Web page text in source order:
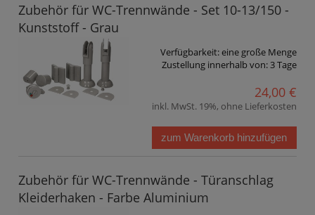
Zubehör für WC-Trennwände - Set 10-13/150 -
Kunststoff - Grau
Verfügbarkeit:eine große Menge
Zustellung innerhalb von:3 Tage
24,00 €
inkl. MwSt. 19%, ohne Lieferkosten
zum Warenkorb hinzufügen
Zubehör für WC-Trennwände - Türanschlag
Kleiderhaken - Farbe Aluminium